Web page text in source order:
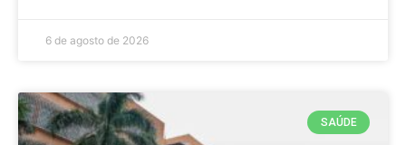
6 de agosto de 2026
SAÚDE